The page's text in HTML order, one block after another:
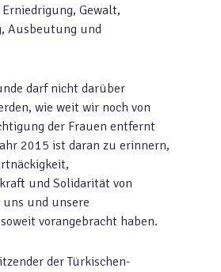
Gewalt,
Ausbeutung und
darf nicht darüber
wie weit wir noch von
der Frauen entfernt
2015 ist daran zu erinnern,
und Solidarität von
und unsere
vorangebracht haben.
der Türkischen-